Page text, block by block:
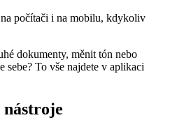
počítači i na mobilu, kdykoliv
dokumenty, měnit tón nebo
sebe? To vše najdete v aplikaci